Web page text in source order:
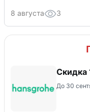
8 августа 3
Скидка
До 30